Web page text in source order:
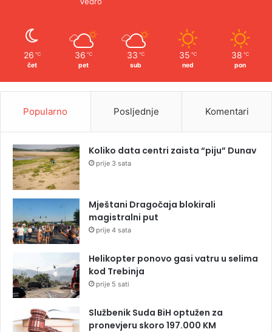
26 ℃
čet
36 ℃
pet
33 ℃
sub
35 ℃
ned
38 ℃
pon
Popularno Posljednje Komentari
Koliko data centri zaista “piju” Dunav
prije 3 sata
Mještani Dragočaja blokirali
magistralni put
prije 4 sata
Helikopter ponovo gasi vatru u selima
kod Trebinja
prije 5 sati
Službenik Suda BiH optužen za
pronevjeru skoro 197.000 KM